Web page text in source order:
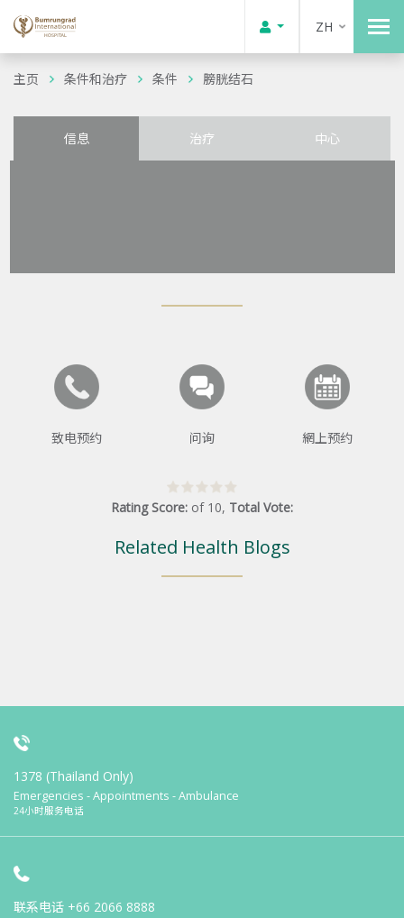
ZH
主页 条件和治疗 条件 膀胱结石
信息 治疗 中心
致电预约 问询 網上预约
Rating Score: of 10, Total Vote:
Related Health Blogs
1378 (Thailand Only)
Emergencies - Appointments - Ambulance
24小时服务电话
联系电话 +66 2066 8888